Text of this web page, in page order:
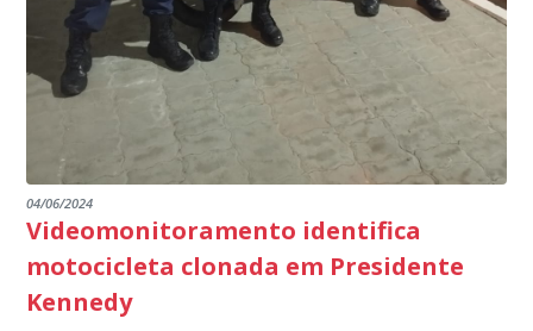
emocionantes de pais e professores no decorrer da
escuta pública.
04/06/2024
Videomonitoramento identifica
motocicleta clonada em Presidente
Kennedy